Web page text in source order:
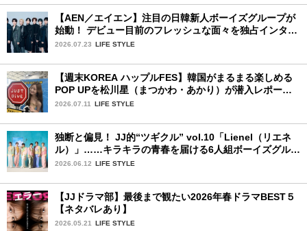
【AEN／エイエン】注目の日韓新人ボーイズグループが
始動！ デビュー目前のフレッシュな面々を独占インタビ
ュー。7人の魅力に迫ります♪
2026.07.23 LIFE STYLE
【週末KOREA ハップルFES】韓国がまるまる楽しめる
POP UPを松川星（まつかわ・あかり）が潜入レポート
♡
2026.07.11 LIFE STYLE
独断と偏見！ JJ的“ツギクル” vol.10「Lienel（リエネ
ル）」……キラキラの青春を届ける6人組ボーイズグルー
プ
2026.06.12 LIFE STYLE
【JJドラマ部】最後まで観たい2026年春ドラマBEST５
【ネタバレあり】
2026.05.21 LIFE STYLE